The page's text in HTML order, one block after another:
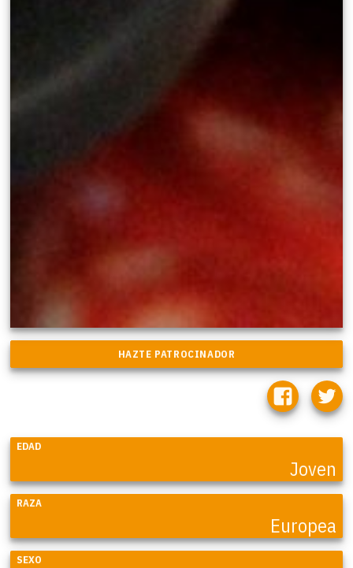
EDAD
Joven
RAZA
Europea
SEXO